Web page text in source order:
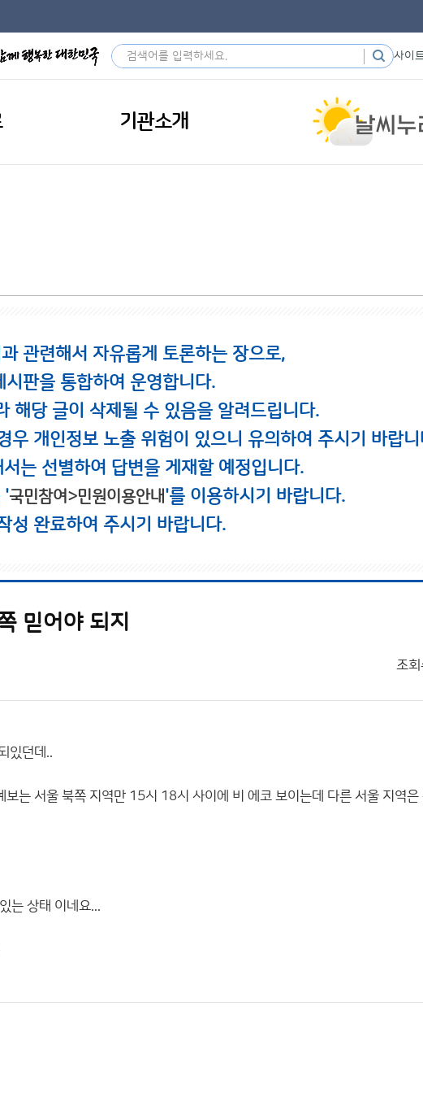
사이
기관소개
관련해서 자유롭게 토론하는 장으로,
판을 통합하여 운영합니다.
해당 글이 삭제될 수 있음을 알려드립니다.
개인정보 노출 위험이 있으니 유의하여 주시기 바랍니
는 선별하여 답변을 게재할 예정입니다.
'국민참여>민원이용안내'를 이용하시기 바랍니다.
성 완료하여 주시기 바랍니다.
믿어야 되지
조회
있던데..
는 서울 북쪽 지역만 15시 18시 사이에 비 에코 보이는데 다른 서울 지역은
는 상태 이네요...